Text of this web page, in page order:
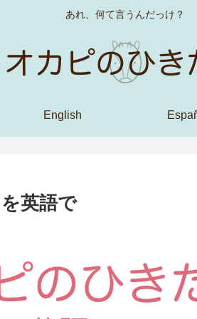
あれ、何て言うんだっけ？
English
英語で